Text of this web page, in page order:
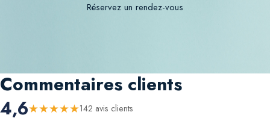
Réservez un rendez-vous
Commentaires clients
4,6★★★★★142 avis clients